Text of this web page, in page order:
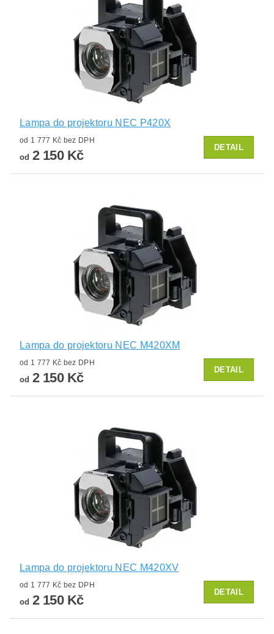
Lampa do projektoru NEC P420X
od 1 777 Kč bez DPH
od 2 150 Kč
DETAIL
Lampa do projektoru NEC M420XM
od 1 777 Kč bez DPH
od 2 150 Kč
DETAIL
Lampa do projektoru NEC M420XV
od 1 777 Kč bez DPH
od 2 150 Kč
DETAIL